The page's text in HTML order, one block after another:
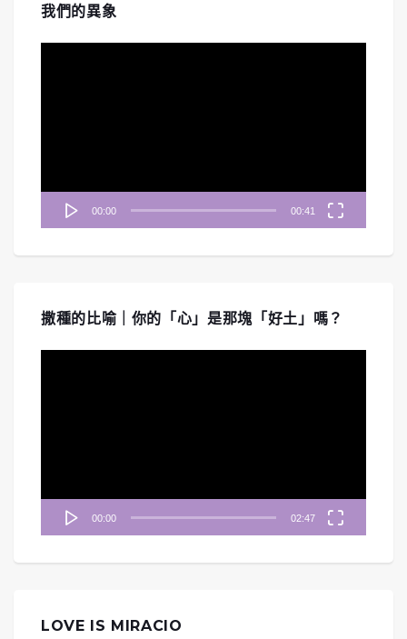
我們的異象
00:00 00:41
撒種的比喻｜你的「心」是那塊「好土」嗎？
00:00 02:47
LOVE IS MIRACIO